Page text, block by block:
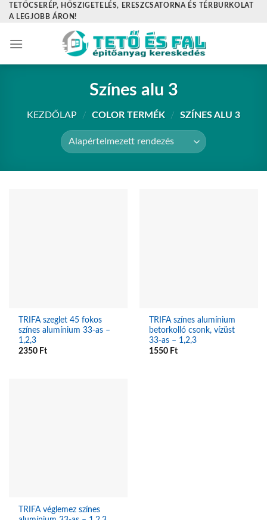
Skip
TETŐCSERÉP, HŐSZIGETELÉS, ERESZCSATORNA ÉS TÉRBURKOLAT
A LEGJOBB ÁRON!
Színes alu 3
KEZDŐLAP / COLOR TERMÉK / SZÍNES ALU 3
TRIFA szeglet 45 fokos
színes alumínium 33-as –
1,2,3
2350 Ft
TRIFA színes alumínium
betorkolló csonk, vízüst
33-as – 1,2,3
1550 Ft
TRIFA véglemez színes